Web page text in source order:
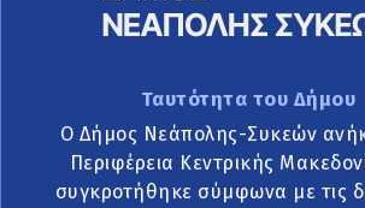
Ταυτότητα του Δήμου
Ο Δήμος Νεάπολης-Συκεών
Περιφέρεια Κεντρικής
συγκροτήθηκε σύμφωνα με τις